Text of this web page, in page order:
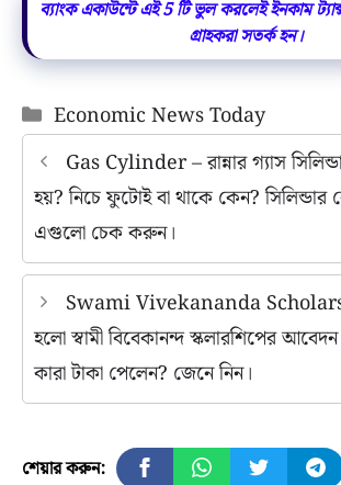
ব্যাংক একাউন্টে এই 5 টি ভুল করলেই ইনকাম
গ্রাহকরা সতর্ক হন।
Categories
Economic News Today
Gas Cylinder – রান্নার গ্যাস
হয়? নিচে ফুটোই বা থাকে কেন?
এগুলো চেক করুন।
Swami Vivekananda
হলো স্বামী বিবেকানন্দ স্কলারশিপের আবেদন
কারা টাকা পেলেন? জেনে নিন।
শেয়ার করুন: